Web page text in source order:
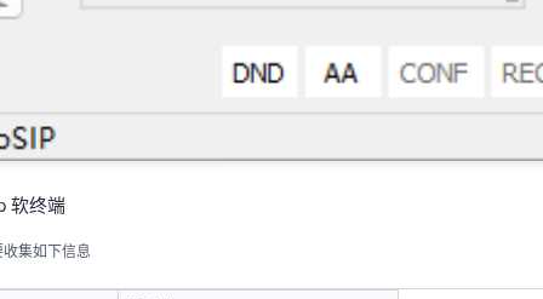
软终端
集如下信息